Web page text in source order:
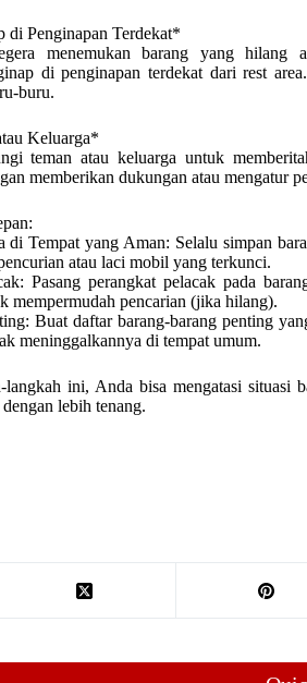
di Penginapan Terdekat*
menemukan barang yang hilang
di penginapan terdekat dari rest
buru.
Keluarga*
teman atau keluarga untuk
memberikan dukungan atau mengatur
di Tempat yang Aman: Selalu simpan
atau laci mobil yang terkunci.
Pasang perangkat pelacak pada
mempermudah pencarian (jika hilang).
Buat daftar barang-barang penting
meninggalkannya di tempat umum.
ini, Anda bisa mengatasi situasi
lebih tenang.